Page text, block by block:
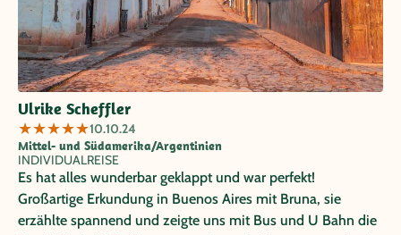
Nationalparks und der Aufenthalt in der Atacama. Unserer
besonderer Dank gilt Herrn Zegarra, der die Reise für uns
mit wertvollen Tipps ausgearbeitet hat. Immer wieder
gerne!!!
Ulrike Scheffler
★★★★★10.10.24
Mittel- und Südamerika/Argentinien
INDIVIDUALREISE
Es hat alles wunderbar geklappt und war perfekt!
Großartige Erkundung in Buenos Aires mit Bruna, sie
erzählte spannend und zeigte uns mit Bus und U Bahn die